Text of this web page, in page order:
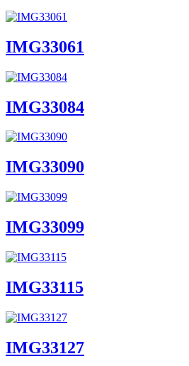
IMG33061
IMG33084
IMG33090
IMG33099
IMG33115
IMG33127